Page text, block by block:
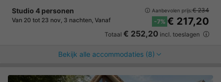
Studio 4 personen
Van 20 tot 23 nov, 3 nachten, Vanaf
Aanbevolen prijs:€ 234
-7% € 217,20
Totaal € 252,20 incl. toeslagen
Bekijk alle accommodaties (8)